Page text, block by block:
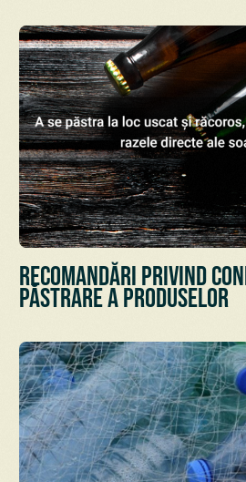
Recomandări privind
păstrare a Produselor